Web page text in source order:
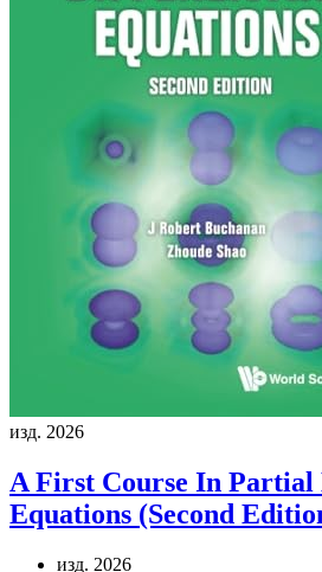
изд. 2026
A First Course In Partial
Equations (Second
изд. 2026